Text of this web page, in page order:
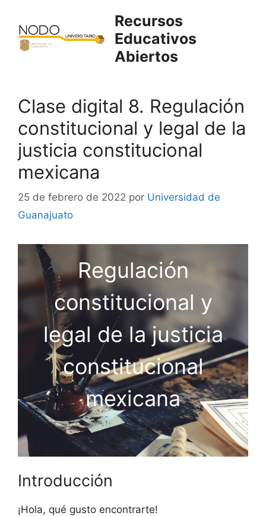
contenido
Recursos
Educativos
Abiertos
Clase digital 8. Regulación
constitucional y legal de la
justicia constitucional
mexicana
25 de febrero de 2022 por Universidad de
Guanajuato
Regulación
constitucional y
legal de la justicia
constitucional
mexicana
Introducción
¡Hola, qué gusto encontrarte!